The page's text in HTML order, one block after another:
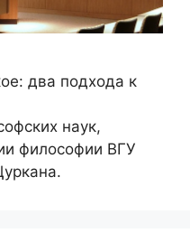
два подхода к
наук,
философии ВГУ